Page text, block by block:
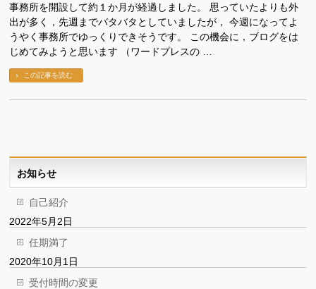
事務所を開設して約１か月が経過しました。 思っていたよりも外
出が多く，先週までバタバタとしていましたが， 今週になってよ
うやく事務所でゆっくりできそうです。 この機会に，ブログをは
じめてみようと思います （ワードプレスの …
この記事を読む
お知らせ
自己紹介
2022年5月2日
任期満了
2020年10月1日
受付時間の変更